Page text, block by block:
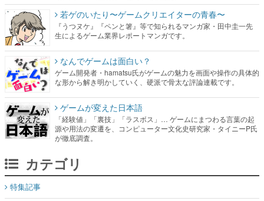
若ゲのいたり〜ゲームクリエイターの青春〜
『うつヌケ』『ペンと箸』等で知られるマンガ家・田中圭一先
生によるゲーム業界レポートマンガです。
なんでゲームは面白い？
ゲーム開発者・hamatsu氏がゲームの魅力を画面や操作の具体的
な形から解き明かしていく、硬派で骨太な評論連載です。
ゲームが変えた日本語
「経験値」「裏技」「ラスボス」… ゲームにまつわる言葉の起
源や用法の変遷を、コンピューター文化史研究家・タイニーP氏
が徹底調査。
カテゴリ
特集記事